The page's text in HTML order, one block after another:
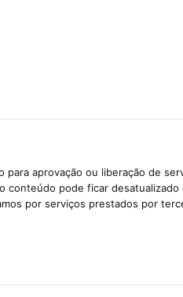
aprovação ou liberação de
pode ficar desatualizado
por serviços prestados por